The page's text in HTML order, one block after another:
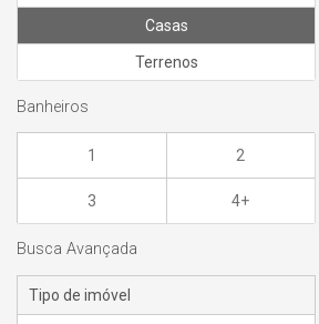
Casas
Terrenos
Banheiros
1 2
3 4+
Busca Avançada
Tipo de imóvel